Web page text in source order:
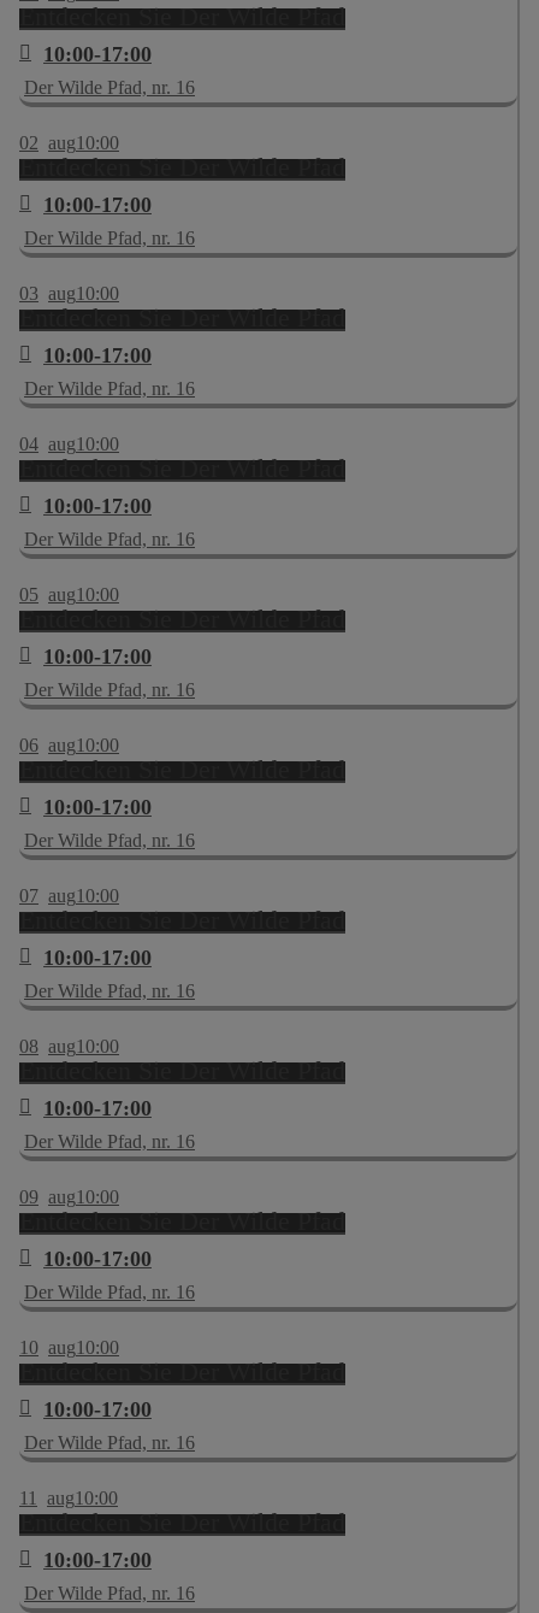
Entdecken Sie Der Wilde Pfad
10:00-17:00
Der Wilde Pfad, nr. 16
02 aug10:00
Entdecken Sie Der Wilde Pfad
10:00-17:00
Der Wilde Pfad, nr. 16
03 aug10:00
Entdecken Sie Der Wilde Pfad
10:00-17:00
Der Wilde Pfad, nr. 16
04 aug10:00
Entdecken Sie Der Wilde Pfad
10:00-17:00
Der Wilde Pfad, nr. 16
05 aug10:00
Entdecken Sie Der Wilde Pfad
10:00-17:00
Der Wilde Pfad, nr. 16
06 aug10:00
Entdecken Sie Der Wilde Pfad
10:00-17:00
Der Wilde Pfad, nr. 16
07 aug10:00
Entdecken Sie Der Wilde Pfad
10:00-17:00
Der Wilde Pfad, nr. 16
08 aug10:00
Entdecken Sie Der Wilde Pfad
10:00-17:00
Der Wilde Pfad, nr. 16
09 aug10:00
Entdecken Sie Der Wilde Pfad
10:00-17:00
Der Wilde Pfad, nr. 16
10 aug10:00
Entdecken Sie Der Wilde Pfad
10:00-17:00
Der Wilde Pfad, nr. 16
11 aug10:00
Entdecken Sie Der Wilde Pfad
10:00-17:00
Der Wilde Pfad, nr. 16